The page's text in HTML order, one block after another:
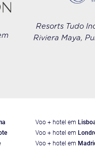
Resorts Tudo
Riviera Maya,
Voo + hotel em
Voo + hotel em
Voo + hotel em